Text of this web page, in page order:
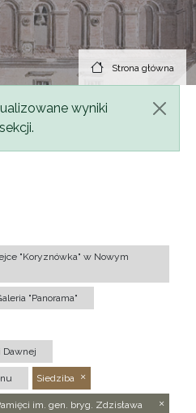
Strona główna
wyniki
"Koryznówka" w Nowym
"Panorama"
Siedziba
im. gen. bryg. Zdzisława